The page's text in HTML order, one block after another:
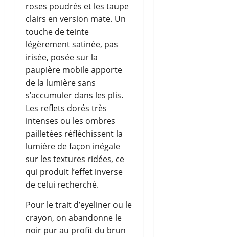
roses poudrés et les taupe
clairs en version mate. Un
touche de teinte
légèrement satinée, pas
irisée, posée sur la
paupière mobile apporte
de la lumière sans
s’accumuler dans les plis.
Les reflets dorés très
intenses ou les ombres
pailletées réfléchissent la
lumière de façon inégale
sur les textures ridées, ce
qui produit l’effet inverse
de celui recherché.
Pour le trait d’eyeliner ou le
crayon, on abandonne le
noir pur au profit du brun